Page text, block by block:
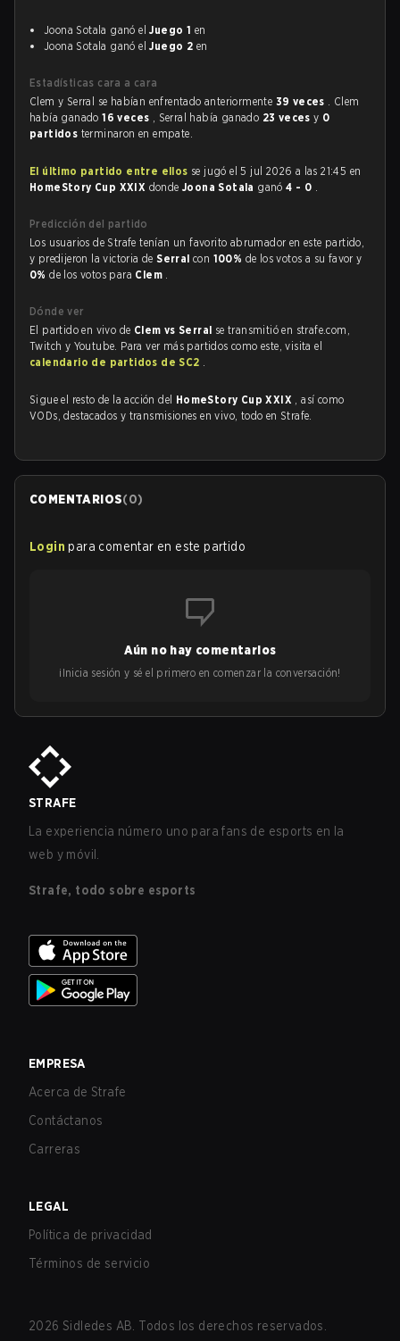
Joona Sotala ganó elJuego 1 en
Joona Sotala ganó elJuego 2 en
Estadísticas cara a cara
Clem y Serral se habían enfrentado anteriormente 39 veces . Clem
había ganado16 veces , Serral había ganado 23 vecesy 0
partidos terminaron en empate.
El último partido entre ellos se jugó el 5 jul 2026 a las 21:45 en
HomeStory Cup XXIX dondeJoona Sotala ganó4 - 0 .
Predicción del partido
Los usuarios de Strafe tenían un favorito abrumador en este partido,
y predijeron la victoria deSerralcon 100% de los votos a su favor y
0%de los votos para Clem .
Dónde ver
El partido en vivo de Clem vs Serral se transmitió en strafe.com,
Twitch y Youtube. Para ver más partidos como este, visita el
calendario de partidos de SC2 .
Sigue el resto de la acción del HomeStory Cup XXIX , así como
VODs, destacados y transmisiones en vivo, todo en Strafe.
COMENTARIOS(0)
Login para comentar en este partido
Aún no hay comentarios
¡Inicia sesión y sé el primero en comenzar la conversación!
STRAFE
La experiencia número uno para fans de esports en la
web y móvil.
Strafe, todo sobre esports
EMPRESA
Acerca de Strafe
Contáctanos
Carreras
LEGAL
Política de privacidad
Términos de servicio
2026 Sidledes AB. Todos los derechos reservados.